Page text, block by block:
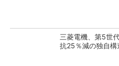
三菱電機、第5世
抗25％減の独自構